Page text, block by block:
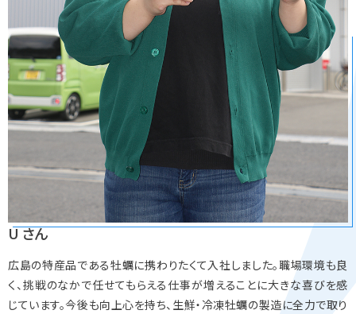
U さん
広島の特産品である牡蠣に携わりたくて入社しました。職場環境も良
く、挑戦のなかで任せてもらえる仕事が増えることに大きな喜びを感
じています。今後も向上心を持ち、生鮮・冷凍牡蠣の製造に全力で取り